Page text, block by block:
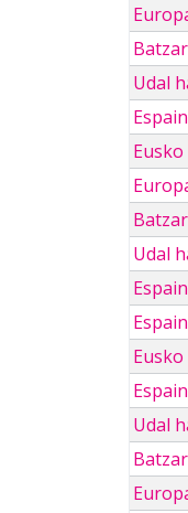
Udal
Udal
Udal